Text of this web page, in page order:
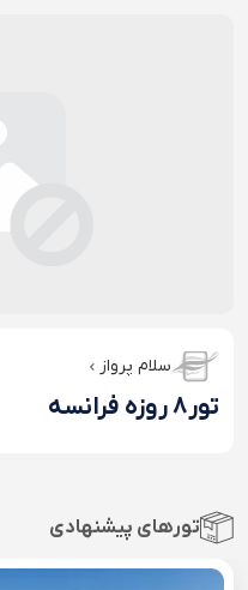
سلام پرواز
تور8 روزه فرانسه
تورهای پیشنهادی